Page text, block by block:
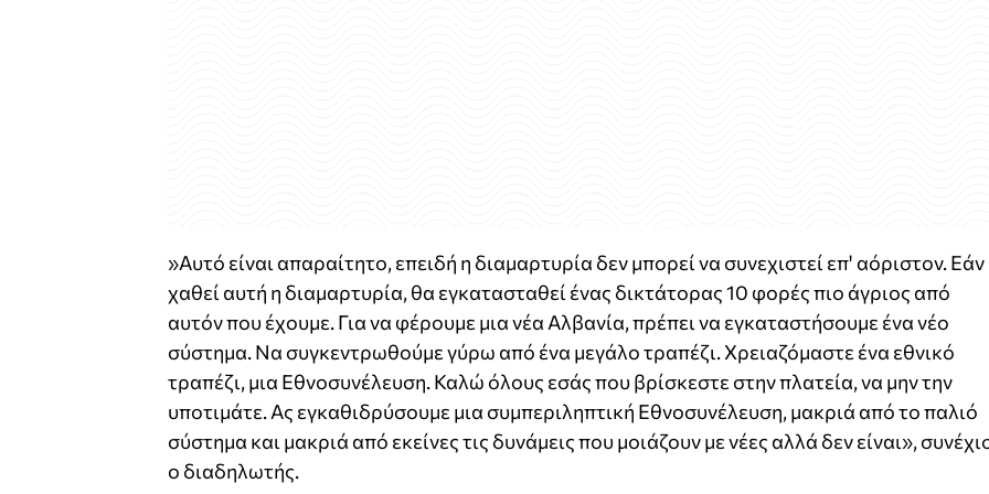
»Αυτό είναι απαραίτητο, επειδή η διαμαρτυρία δεν μπορεί να συνεχιστεί επ' αόριστον. Εάν
χαθεί αυτή η διαμαρτυρία, θα εγκατασταθεί ένας δικτάτορας 10 φορές πιο άγριος από
αυτόν που έχουμε. Για να φέρουμε μια νέα Αλβανία, πρέπει να εγκαταστήσουμε ένα νέο
σύστημα. Να συγκεντρωθούμε γύρω από ένα μεγάλο τραπέζι. Χρειαζόμαστε ένα εθνικό
τραπέζι, μια Εθνοσυνέλευση. Καλώ όλους εσάς που βρίσκεστε στην πλατεία, να μην την
υποτιμάτε. Ας εγκαθιδρύσουμε μια συμπεριληπτική Εθνοσυνέλευση, μακριά από το παλιό
σύστημα και μακριά από εκείνες τις δυνάμεις που μοιάζουν με νέες αλλά δεν είναι»,
ο διαδηλωτής.